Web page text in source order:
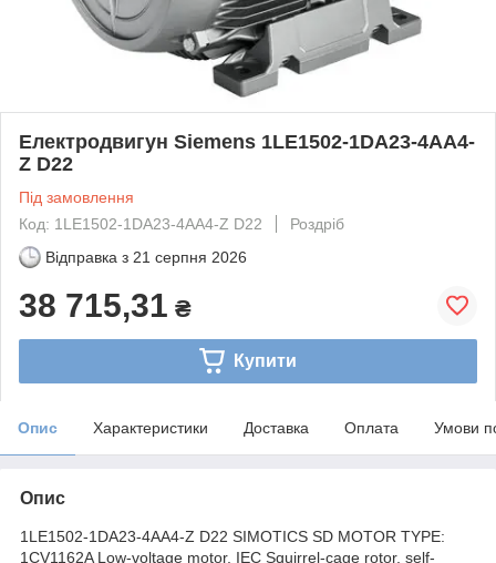
Електродвигун Siemens 1LE1502-1DA23-4AA4-
Z D22
Під замовлення
Код: 1LE1502-1DA23-4AA4-Z D22
Роздріб
Відправка з 21 серпня 2026
38 715,31 ₴
Купити
Опис Характеристики Доставка Оплата Умови
Опис
1LE1502-1DA23-4AA4-Z D22 SIMOTICS SD MOTOR TYPE:
1CV1162A Low-voltage motor, IEC Squirrel-cage rotor, self-